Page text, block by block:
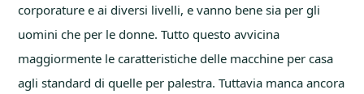
corporature e ai diversi livelli, e vanno bene sia per gli
uomini che per le donne. Tutto questo avvicina
maggiormente le caratteristiche delle macchine per casa
agli standard di quelle per palestra. Tuttavia manca ancora